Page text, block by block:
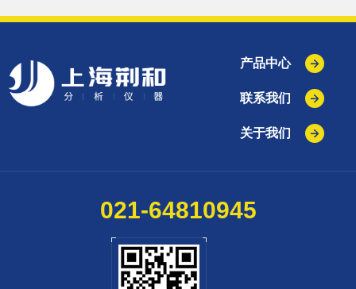
产品中心
联系我们
关于我们
021-64810945